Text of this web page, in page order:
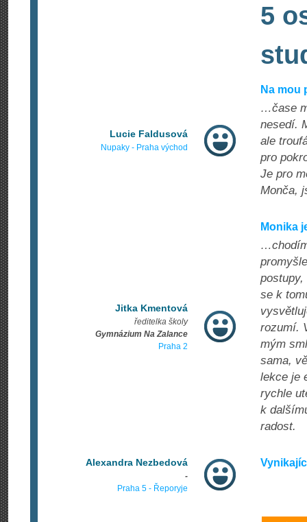
5
Lucie Faldusová
Nupaky - Praha východ
Na mou
…čase
nesedí.
ale
pro
Je pro
Monča,
Jitka Kmentová
ředitelka školy
Gymnázium Na Zalance
Praha 2
Monika
se k
rozumí.
mým
sama,
lekce je
rychle
k
radost.
Alexandra Nezbedová
-
Praha 5 - Řeporyje